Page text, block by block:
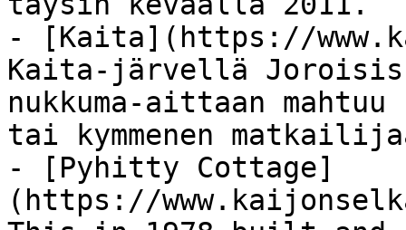
- [Kaita](https://
Kaita-järvellä
nukkuma-aittaan
tai kymmenen
- [Pyhitty Cottage]
(https://